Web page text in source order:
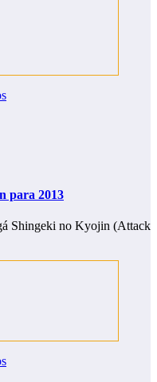
para 2013
Shingeki no Kyojin (Attack